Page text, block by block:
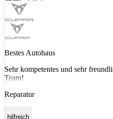
Bestes Autohaus
Sehr kompetentes und sehr
Team!
Reparatur
hilfreich